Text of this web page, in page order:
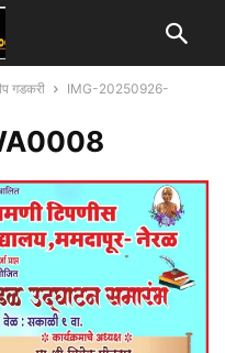
गडकरी
IMG-20250926-